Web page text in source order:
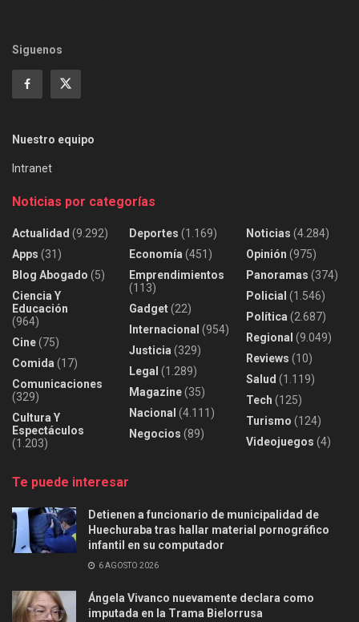
Siguenos
Nuestro equipo
Intranet
Noticias por categorías
Actualidad (9.292)
Apps (31)
Blog Abogado (5)
Ciencia Y
Educación
(964)
Cine(75)
Comida (17)
Comunicaciones
(329)
Cultura Y
Espectáculos
(1.203)
Deportes (1.169)
Economía (451)
Emprendimientos
(113)
Gadget(22)
Internacional (954)
Justicia (329)
Legal (1.289)
Magazine(35)
Nacional (4.111)
Negocios (89)
Noticias (4.284)
Opinión (975)
Panoramas (374)
Policial (1.546)
Política (2.687)
Regional (9.049)
Reviews (10)
Salud (1.119)
Tech (125)
Turismo (124)
Videojuegos (4)
Te puede interesar
Detienen a funcionario de municipalidad de
Huechuraba tras hallar material pornográfico
infantil en su computador
6 AGOSTO 2026
Ángela Vivanco nuevamente declara como
imputada en la Trama Bielorrusa